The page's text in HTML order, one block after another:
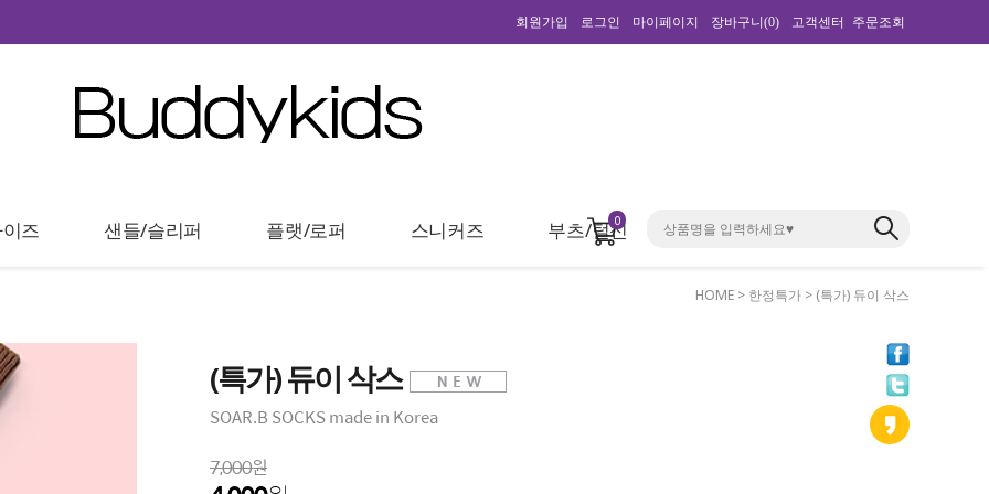
회원가입 로그인 마이페이지 장바구니(0) 고객센터 주문조회
즈 샌들/슬리퍼 플랫/로퍼 스니커즈 부츠/털신
0
HOME > 한정특가 > (특가) 듀이 삭스
(특가) 듀이 삭스
SOAR.B SOCKS made in Korea
7,000원